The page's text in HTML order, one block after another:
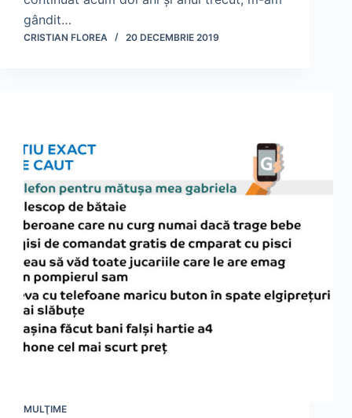
gândit…
CRISTIAN FLOREA 20 DECEMBRIE 2019
MULŢIME